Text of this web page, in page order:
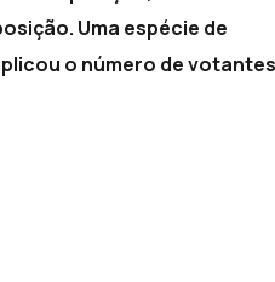
Uma espécie de
o número de votantes